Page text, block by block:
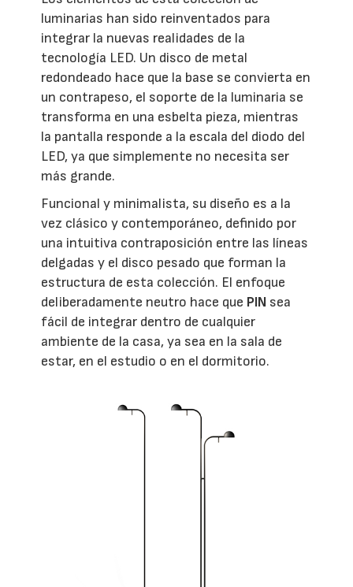
luminarias han sido reinventados para
integrar la nuevas realidades de la
tecnología LED. Un disco de metal
redondeado hace que la base se convierta en
un contrapeso, el soporte de la luminaria se
transforma en una esbelta pieza, mientras
la pantalla responde a la escala del diodo del
LED, ya que simplemente no necesita ser
más grande.
Funcional y minimalista, su diseño es a la
vez clásico y contemporáneo, definido por
una intuitiva contraposición entre las líneas
delgadas y el disco pesado que forman la
estructura de esta colección. El enfoque
deliberadamente neutro hace que PIN sea
fácil de integrar dentro de cualquier
ambiente de la casa, ya sea en la sala de
estar, en el estudio o en el dormitorio.